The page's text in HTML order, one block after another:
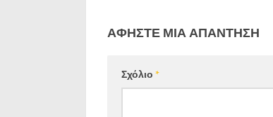
ΑΦΉΣΤΕ ΜΙΑ ΑΠΆΝΤΗΣΗ
Σχόλιο *